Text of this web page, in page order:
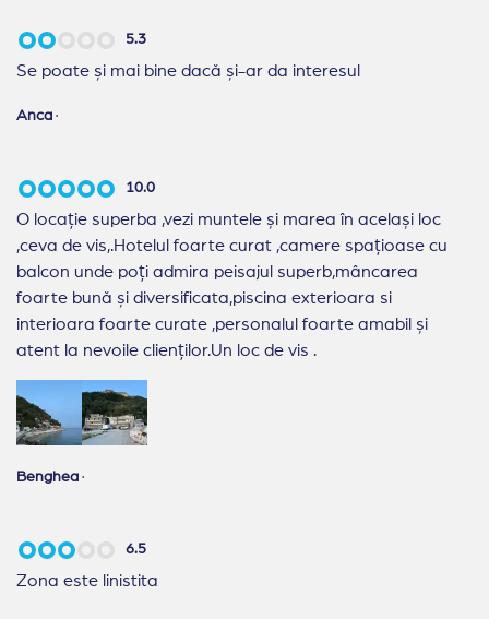
5.3
Se poate și mai bine dacă și-ar da interesul
Anca ·
10.0
O locație superba ,vezi muntele și marea în același loc
,ceva de vis,.Hotelul foarte curat ,camere spațioase cu
balcon unde poți admira peisajul superb,mâncarea
foarte bună și diversificata,piscina exterioara si
interioara foarte curate ,personalul foarte amabil și
atent la nevoile clienților.Un loc de vis .
Benghea ·
6.5
Zona este linistita